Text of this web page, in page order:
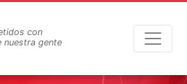
con
nuestra gente